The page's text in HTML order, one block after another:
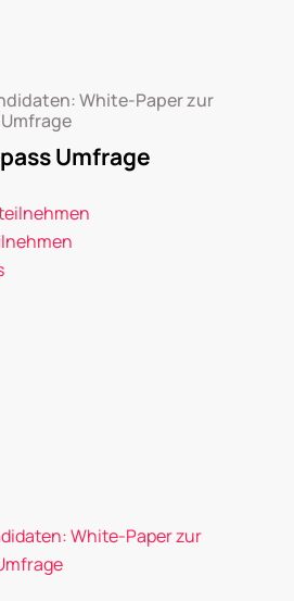
White-Paper zur
Umfrage
White-Paper zur